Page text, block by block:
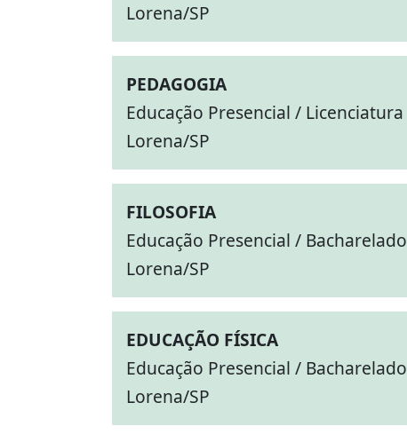
Lorena/SP
PEDAGOGIA
Educação Presencial / Licenciatura
Lorena/SP
FILOSOFIA
Educação Presencial / Bacharelado
Lorena/SP
EDUCAÇÃO FÍSICA
Educação Presencial / Bacharelado
Lorena/SP